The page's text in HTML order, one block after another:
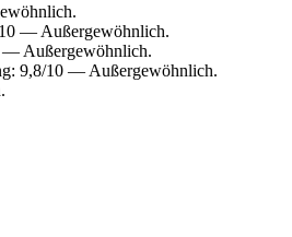
— Außergewöhnlich.
— Außergewöhnlich.
9,8/10 — Außergewöhnlich.